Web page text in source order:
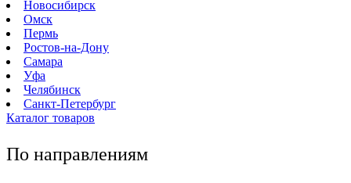
Новосибирск
Омск
Пермь
Ростов-на-Дону
Самара
Уфа
Челябинск
Санкт-Петербург
Каталог товаров
По направлениям